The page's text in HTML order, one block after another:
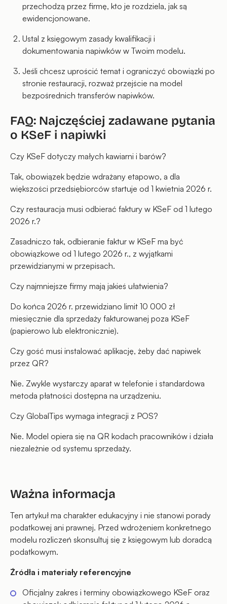
przechodzą przez firmę, kto je rozdziela, jak są
ewidencjonowane.
Ustal z księgowym zasady kwalifikacji i
dokumentowania napiwków w Twoim modelu.
Jeśli chcesz uprościć temat i ograniczyć obowiązki po
stronie restauracji, rozważ przejście na model
bezpośrednich transferów napiwków.
FAQ: Najczęściej zadawane pytania
o KSeF i napiwki
Czy KSeF dotyczy małych kawiarni i barów?
Tak, obowiązek będzie wdrażany etapowo, a dla
większości przedsiębiorców startuje od 1 kwietnia 2026 r.
Czy restauracja musi odbierać faktury w KSeF od 1 lutego
2026 r.?
Zasadniczo tak, odbieranie faktur w KSeF ma być
obowiązkowe od 1 lutego 2026 r., z wyjątkami
przewidzianymi w przepisach.
Czy najmniejsze firmy mają jakieś ułatwienia?
Do końca 2026 r. przewidziano limit 10 000 zł
miesięcznie dla sprzedaży fakturowanej poza KSeF
(papierowo lub elektronicznie).
Czy gość musi instalować aplikację, żeby dać napiwek
przez QR?
Nie. Zwykle wystarczy aparat w telefonie i standardowa
metoda płatności dostępna na urządzeniu.
Czy GlobalTips wymaga integracji z POS?
Nie. Model opiera się na QR kodach pracowników i działa
niezależnie od systemu sprzedaży.
Ważna informacja
Ten artykuł ma charakter edukacyjny i nie stanowi porady
podatkowej ani prawnej. Przed wdrożeniem konkretnego
modelu rozliczeń skonsultuj się z księgowym lub doradcą
podatkowym.
Źródła i materiały referencyjne
Oficjalny zakres i terminy obowiązkowego KSeF oraz